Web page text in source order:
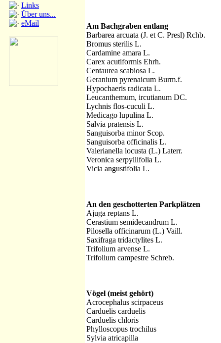
Links
Über uns...
eMail
Am Bachgraben entlang
Barbarea arcuata (J. et C. Presl) Rchb.
Bromus sterilis L.
Cardamine amara L.
Carex acutiformis Ehrh.
Centaurea scabiosa L.
Geranium pyrenaicum Burm.f.
Hypochaeris radicata L.
Leucanthemum, ircutianum DC.
Lychnis flos-cuculi L.
Medicago lupulina L.
Salvia pratensis L.
Sanguisorba minor Scop.
Sanguisorba officinalis L.
Valerianella locusta (L.) Laterr.
Veronica serpyllifolia L.
Vicia angustifolia L.
An den geschotterten Parkplätzen
Ajuga reptans L.
Cerastium semidecandrum L.
Pilosella officinarum (L.) Vaill.
Saxifraga tridactylites L.
Trifolium arvense L.
Trifolium campestre Schreb.
Vögel (meist gehört)
Acrocephalus scirpaceus
Carduelis carduelis
Carduelis chloris
Phylloscopus trochilus
Sylvia atricapilla